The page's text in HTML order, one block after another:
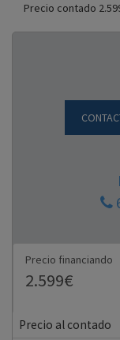
Precio contado
Precio financiando
2.599€
Precio al contado